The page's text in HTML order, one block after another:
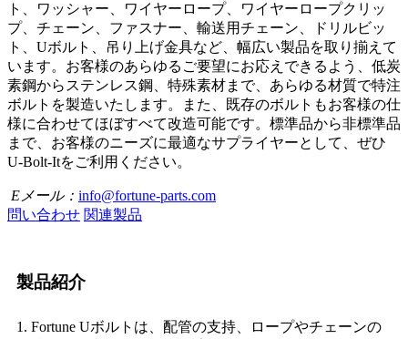
ト、ワッシャー、ワイヤーロープ、ワイヤーロープクリッ
プ、チェーン、ファスナー、輸送用チェーン、ドリルビッ
ト、Uボルト、吊り上げ金具など、幅広い製品を取り揃えて
います。お客様のあらゆるご要望にお応えできるよう、低炭
素鋼からステンレス鋼、特殊素材まで、あらゆる材質で特注
ボルトを製造いたします。また、既存のボルトもお客様の仕
様に合わせてほぼすべて改造可能です。標準品から非標準品
まで、お客様のニーズに最適なサプライヤーとして、ぜひ
U-Bolt-Itをご利用ください。
Eメール： info@fortune-parts.com
問い合わせ 関連製品
製品紹介
1. Fortune Uボルトは、配管の支持、ロープやチェーンの